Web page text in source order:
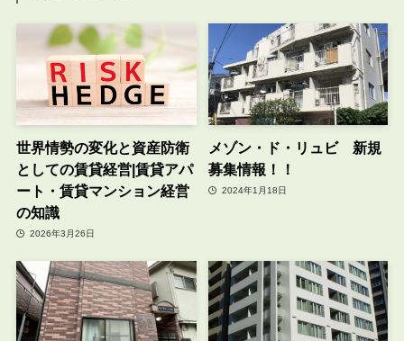
世界情勢の変化と資産防衛
としての賃貸経営|賃貸アパ
ート・賃貸マンション経営
の知識
2026年3月26日
メゾン・ド・リュビ 新規
募集情報！！
2024年1月18日